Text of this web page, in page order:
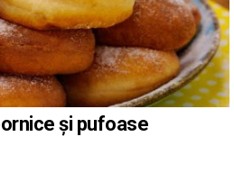
și pufoase